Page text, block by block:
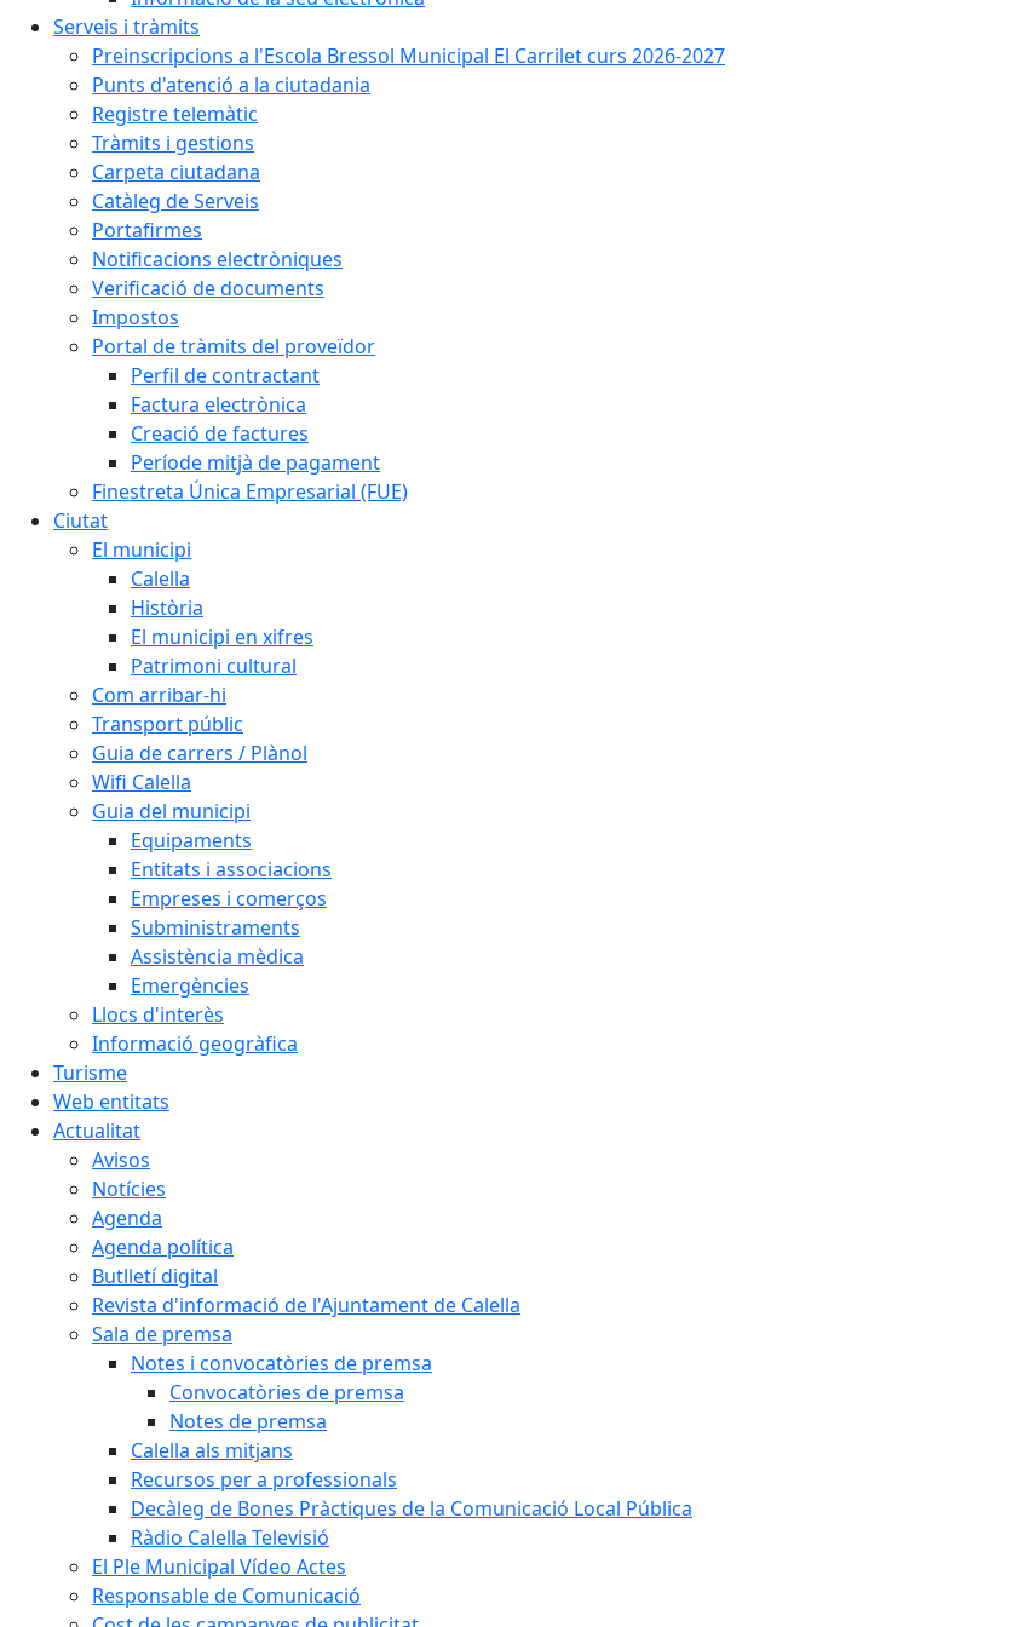
Serveis i tràmits
Preinscripcions a l'Escola Bressol Municipal El Carrilet curs 2026-2027
Punts d'atenció a la ciutadania
Registre telemàtic
Tràmits i gestions
Carpeta ciutadana
Catàleg de Serveis
Portafirmes
Notificacions electròniques
Verificació de documents
Impostos
Portal de tràmits del proveïdor
Perfil de contractant
Factura electrònica
Creació de factures
Període mitjà de pagament
Finestreta Única Empresarial (FUE)
Ciutat
El municipi
Calella
Història
El municipi en xifres
Patrimoni cultural
Com arribar-hi
Transport públic
Guia de carrers / Plànol
Wifi Calella
Guia del municipi
Equipaments
Entitats i associacions
Empreses i comerços
Subministraments
Assistència mèdica
Emergències
Llocs d'interès
Informació geogràfica
Turisme
Web entitats
Actualitat
Avisos
Notícies
Agenda
Agenda política
Butlletí digital
Revista d'informació de l'Ajuntament de Calella
Sala de premsa
Notes i convocatòries de premsa
Convocatòries de premsa
Notes de premsa
Calella als mitjans
Recursos per a professionals
Decàleg de Bones Pràctiques de la Comunicació Local Pública
Ràdio Calella Televisió
El Ple Municipal Vídeo Actes
Responsable de Comunicació